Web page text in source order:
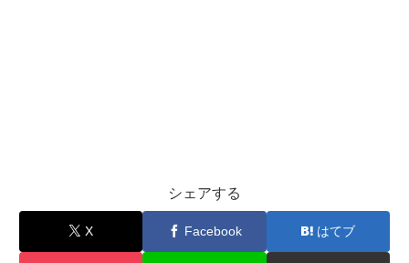
シェアする
X Facebook はてブ